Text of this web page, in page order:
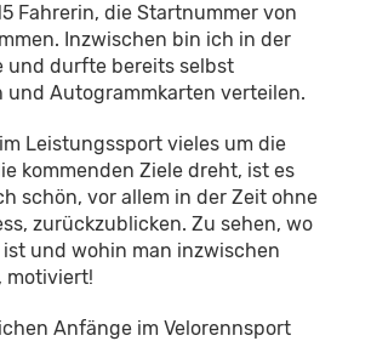
Fahrerin, die Startnummer von
Inzwischen bin ich in der
und durfte bereits selbst
und Autogrammkarten verteilen.
Leistungssport vieles um die
kommenden Ziele dreht, ist es
schön, vor allem in der Zeit ohne
zurückzublicken. Zu sehen, wo
und wohin man inzwischen
motiviert!
Anfänge im Velorennsport